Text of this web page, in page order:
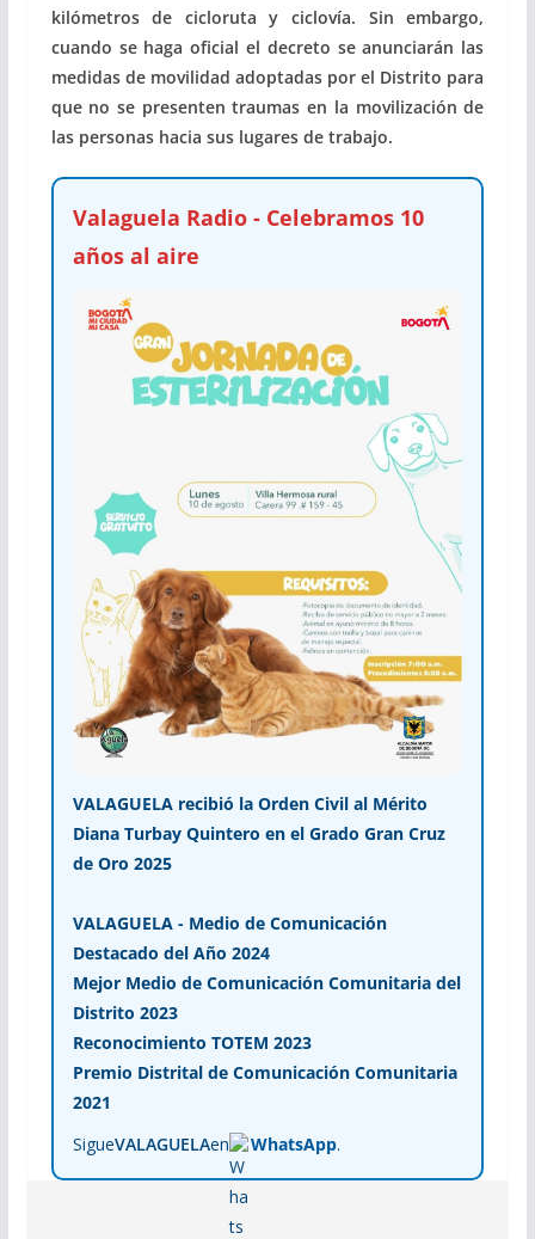
kilómetros de cicloruta y ciclovía. Sin embargo,
cuando se haga oficial el decreto se anunciarán las
medidas de movilidad adoptadas por el Distrito para
que no se presenten traumas en la movilización de
las personas hacia sus lugares de trabajo.
Valaguela Radio - Celebramos 10
años al aire
VALAGUELA recibió la Orden Civil al Mérito
Diana Turbay Quintero en el Grado Gran Cruz
de Oro 2025
VALAGUELA - Medio de Comunicación
Destacado del Año 2024
Mejor Medio de Comunicación Comunitaria del
Distrito 2023
Reconocimiento TOTEM 2023
Premio Distrital de Comunicación Comunitaria
2021
SigueVALAGUELAen WhatsApp.